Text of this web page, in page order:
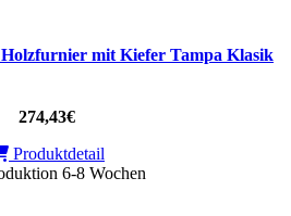
mit Kiefer Tampa Klasik
274,43€
Produktdetail
6-8 Wochen